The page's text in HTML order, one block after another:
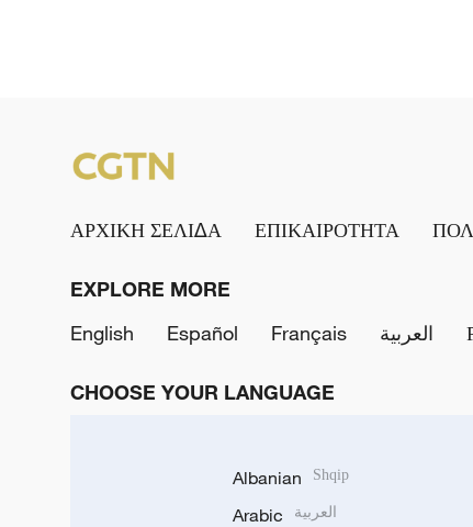
ΑΡΧΙΚΗ ΣΕΛΙΔΑ ΕΠΙΚΑΙΡΟΤΗΤΑ
EXPLORE MORE
English
Español Français العربية
CHOOSE YOUR LANGUAGE
Albanian Shqip
Arabic العربية